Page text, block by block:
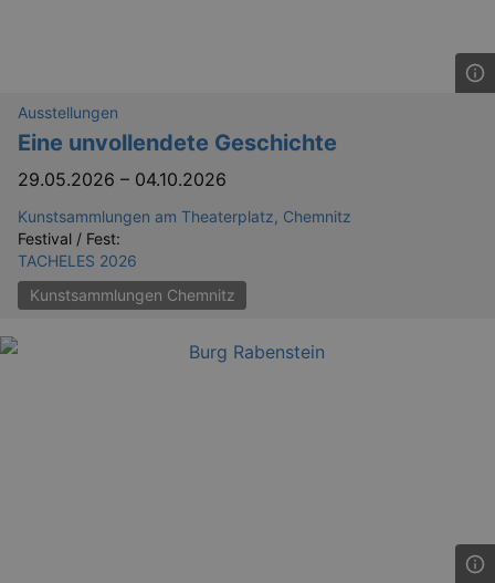
Ausstellungen
Eine unvollendete Geschichte
29.05.2026 – 04.10.2026
Kunstsammlungen am Theaterplatz, Chemnitz
Festival / Fest:
TACHELES 2026
Kunstsammlungen Chemnitz